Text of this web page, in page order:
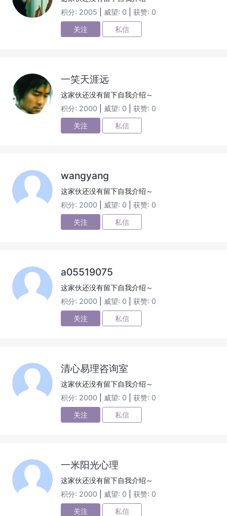
积分: 2005
威望: 0
获赞: 0
关注
私信
一笑天涯远
这家伙还没有留下自我介绍～
积分: 2000
威望: 0
获赞: 0
关注
私信
wangyang
这家伙还没有留下自我介绍～
积分: 2000
威望: 0
获赞: 0
关注
私信
a05519075
这家伙还没有留下自我介绍～
积分: 2000
威望: 0
获赞: 0
关注
私信
清心易理咨询室
这家伙还没有留下自我介绍～
积分: 2000
威望: 0
获赞: 0
关注
私信
一米阳光心理
这家伙还没有留下自我介绍～
积分: 2000
威望: 0
获赞: 0
关注
私信